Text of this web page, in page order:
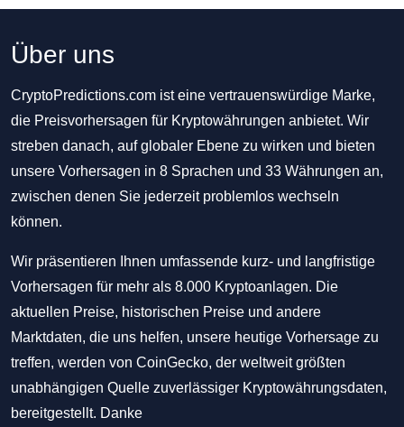
Über uns
CryptoPredictions.com ist eine vertrauenswürdige Marke,
die Preisvorhersagen für Kryptowährungen anbietet. Wir
streben danach, auf globaler Ebene zu wirken und bieten
unsere Vorhersagen in 8 Sprachen und 33 Währungen an,
zwischen denen Sie jederzeit problemlos wechseln
können.
Wir präsentieren Ihnen umfassende kurz- und langfristige
Vorhersagen für mehr als 8.000 Kryptoanlagen. Die
aktuellen Preise, historischen Preise und andere
Marktdaten, die uns helfen, unsere heutige Vorhersage zu
treffen, werden von CoinGecko, der weltweit größten
unabhängigen Quelle zuverlässiger Kryptowährungsdaten,
bereitgestellt. Danke